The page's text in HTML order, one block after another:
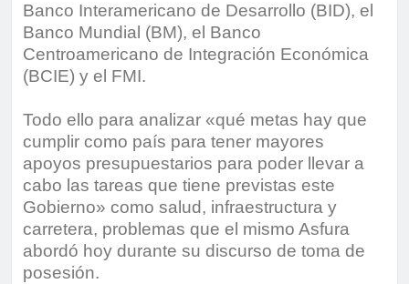
Banco Interamericano de Desarrollo (BID), el
Banco Mundial (BM), el Banco
Centroamericano de Integración Económica
(BCIE) y el FMI.
Todo ello para analizar «qué metas hay que
cumplir como país para tener mayores
apoyos presupuestarios para poder llevar a
cabo las tareas que tiene previstas este
Gobierno» como salud, infraestructura y
carretera, problemas que el mismo Asfura
abordó hoy durante su discurso de toma de
posesión.